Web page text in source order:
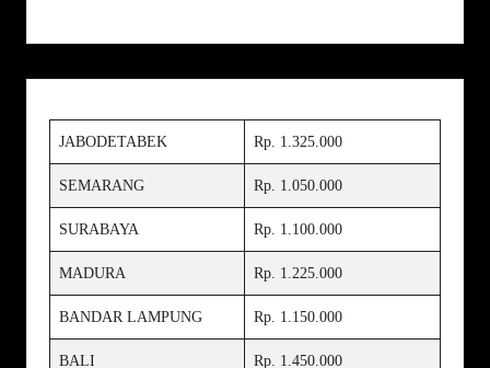
JABODETABEK Rp. 1.325.000
SEMARANG Rp. 1.050.000
SURABAYA Rp. 1.100.000
MADURA Rp. 1.225.000
BANDAR LAMPUNG Rp. 1.150.000
BALI Rp. 1.450.000